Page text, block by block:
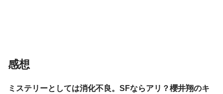
感想
ミステリーとしては消化不良。SFならアリ？櫻井翔のキ